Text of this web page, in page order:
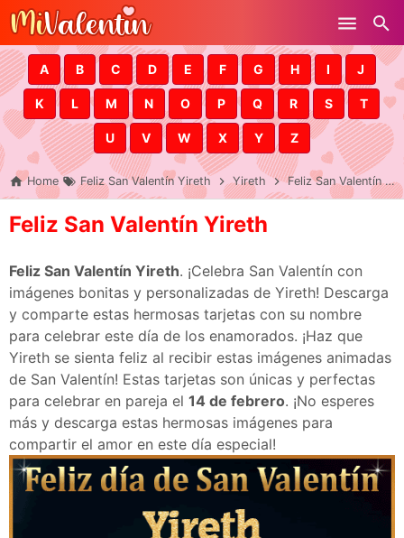
Skip to main content
A B C D E F G H I J
K L M N O P Q R S T
U V W X Y Z
Home Feliz San Valentín Yireth Yireth Feliz San Valentín Yireth
Feliz San Valentín Yireth
Feliz San Valentín Yireth. ¡Celebra San Valentín con
imágenes bonitas y personalizadas de Yireth! Descarga
y comparte estas hermosas tarjetas con su nombre
para celebrar este día de los enamorados. ¡Haz que
Yireth se sienta feliz al recibir estas imágenes animadas
de San Valentín! Estas tarjetas son únicas y perfectas
para celebrar en pareja el 14 de febrero. ¡No esperes
más y descarga estas hermosas imágenes para
compartir el amor en este día especial!